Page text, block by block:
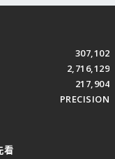
307,102
2,716,129
217,904
PRECISION
看